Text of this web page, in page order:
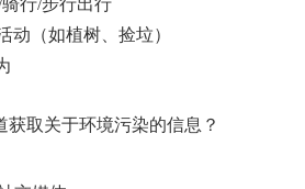
行/步行出行
动（如植树、捡垃）
获取关于环境污染的信息？